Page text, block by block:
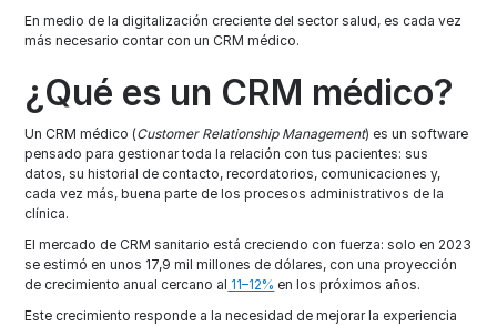
En medio de la digitalización creciente del sector salud, es cada vez
más necesario contar con un CRM médico.
¿Qué es un CRM médico?
Un CRM médico (Customer Relationship Management) es un software
pensado para gestionar toda la relación con tus pacientes: sus
datos, su historial de contacto, recordatorios, comunicaciones y,
cada vez más, buena parte de los procesos administrativos de la
clínica.
El mercado de CRM sanitario está creciendo con fuerza: solo en 2023
se estimó en unos 17,9 mil millones de dólares, con una proyección
de crecimiento anual cercano al 11–12% en los próximos años.
Este crecimiento responde a la necesidad de mejorar la experiencia